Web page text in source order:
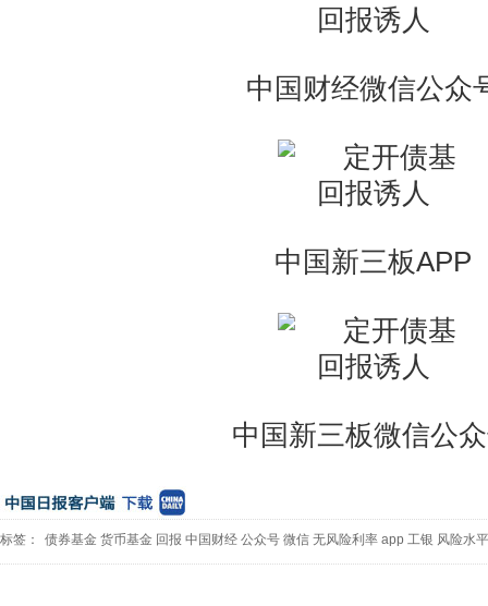
中国财经微信公众
中国新三板APP
中国新三板微信公
标签： 债券基金 货币基金 回报 中国财经 公众号 微信 无风险利率 app 工银 风险水平